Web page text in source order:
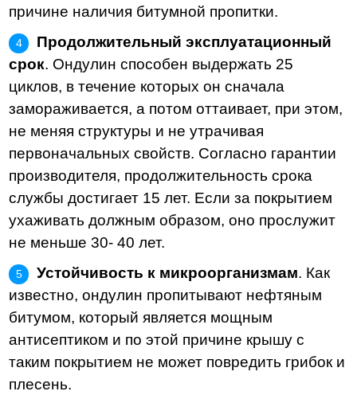
причине наличия битумной пропитки.
Продолжительный эксплуатационный
срок. Ондулин способен выдержать 25
циклов, в течение которых он сначала
замораживается, а потом оттаивает, при этом,
не меняя структуры и не утрачивая
первоначальных свойств. Согласно гарантии
производителя, продолжительность срока
службы достигает 15 лет. Если за покрытием
ухаживать должным образом, оно прослужит
не меньше 30- 40 лет.
Устойчивость к микроорганизмам. Как
известно, ондулин пропитывают нефтяным
битумом, который является мощным
антисептиком и по этой причине крышу с
таким покрытием не может повредить грибок и
плесень.